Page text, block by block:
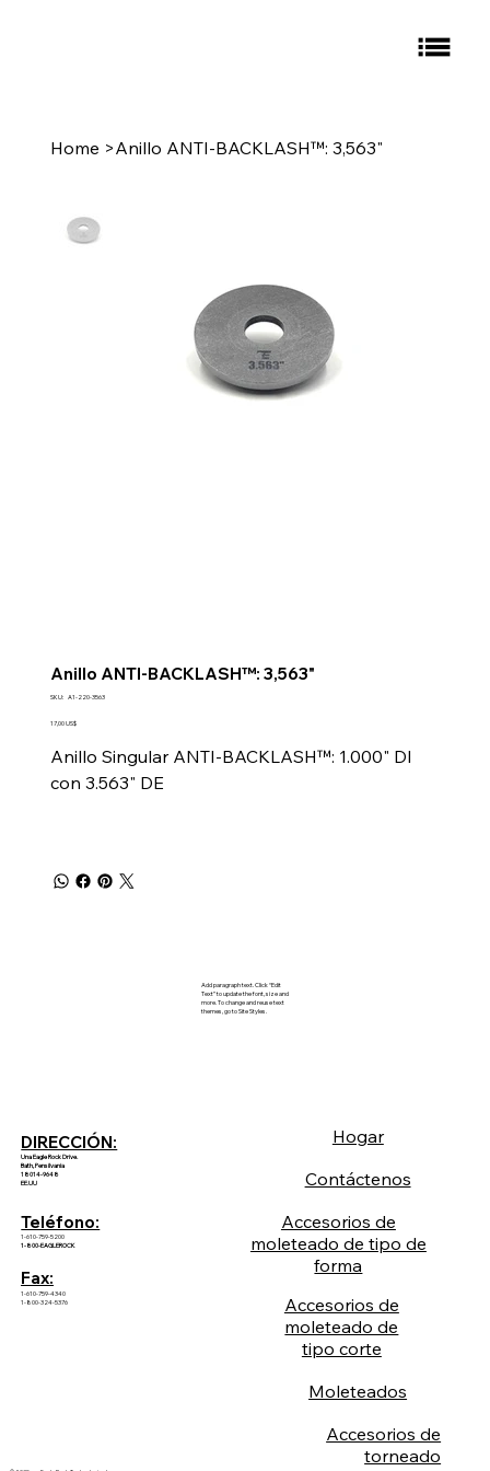
Home >Anillo ANTI-BACKLASH™: 3,563"
Anillo ANTI-BACKLASH™: 3,563"
SKU: SKU
220-
A1-220-3563
Precio
17,00 US$
Anillo Singular ANTI-BACKLASH™: 1.000" DI
con 3.563" DE
Add paragraph text. Click “Edit
Text” to update the font, size and
more. To change and reuse text
themes, go to Site Styles.
DIRECCIÓN:
Una Eagle Rock Drive.
Bath, Pensilvania
18014-9648
EE.UU
Teléfono:
1-610-759-5200
1-800-EAGLEROCK
Fax:
1-610-759-4340
1-800-324-5376
Hogar
Contáctenos
Accesorios de
moleteado de tipo de
forma
Accesorios de
moleteado de
tipo corte
Moleteados
Accesorios de
torneado